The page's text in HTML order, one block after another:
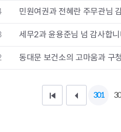
업무추진비 공개
구민감사관활동
공중화장실 찾기
민원여권과 전혜란 주무관님
세무2과 윤용준님 넘 감사합
동대문 보건소의 고마움과 구
처 301